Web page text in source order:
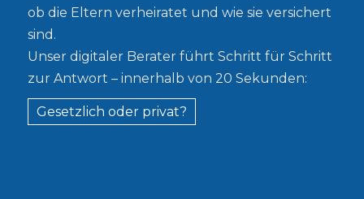
ob die Eltern verheiratet und wie sie versichert
sind.
Unser digitaler Berater führt Schritt für Schritt
zur Antwort – innerhalb von 20 Sekunden:
Gesetzlich oder privat?